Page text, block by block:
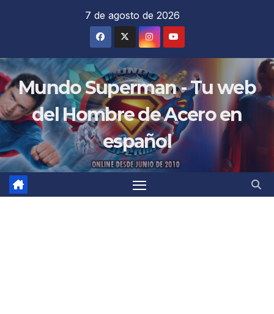
7 de agosto de 2026
Mundo Superman - Tu web
del Hombre de Acero en
español